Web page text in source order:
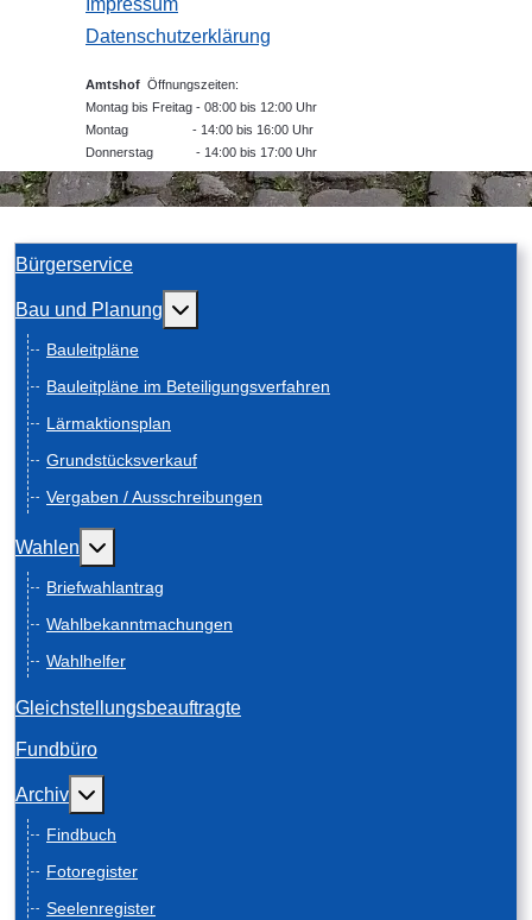
Impressum
Datenschutzerklärung
Amtshof Öffnungszeiten:
Montag bis Freitag - 08:00 bis 12:00 Uhr
Montag - 14:00 bis 16:00 Uhr
Donnerstag - 14:00 bis 17:00 Uhr
Bürgerservice
Bau und Planung Weitere Informationen: Bau und Planung
Bauleitpläne
Bauleitpläne im Beteiligungsverfahren
Lärmaktionsplan
Grundstücksverkauf
Vergaben / Ausschreibungen
Wahlen Weitere Informationen: Wahlen
Briefwahlantrag
Wahlbekanntmachungen
Wahlhelfer
Gleichstellungsbeauftragte
Fundbüro
Archiv Weitere Informationen: Archiv
Findbuch
Fotoregister
Seelenregister